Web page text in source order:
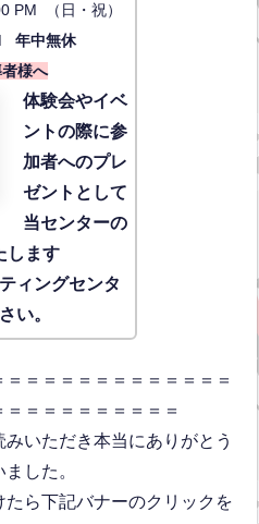
PM （日・祝）
年中無休
様へ
体験会やイベ
ントの際に参
加者へのプレ
ゼントとして
当センターの
します
ィングセンタ
い。
＝＝＝＝＝＝＝＝＝＝＝＝
＝＝＝＝＝＝＝＝＝＝
いただき本当にありがとう
ました。
ら下記バナーのクリックを